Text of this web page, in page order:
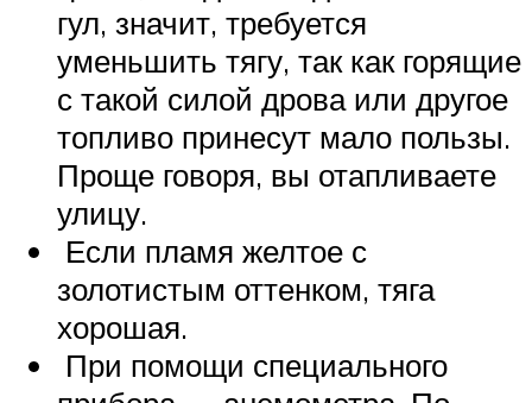
гул, значит, требуется
уменьшить тягу, так как горящие
с такой силой дрова или другое
топливо принесут мало пользы.
Проще говоря, вы отапливаете
улицу.
Если пламя желтое с
золотистым оттенком, тяга
хорошая.
При помощи специального